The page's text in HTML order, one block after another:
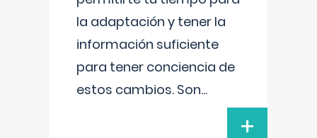
la adaptación y tener la
información suficiente
para tener conciencia de
estos cambios. Son...
+